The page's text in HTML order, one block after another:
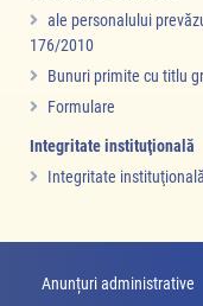
ale personalului
176/2010
Bunuri primite cu titlu
Formulare
Integritate instituţională
Integritate instituţională
Anunțuri administrative